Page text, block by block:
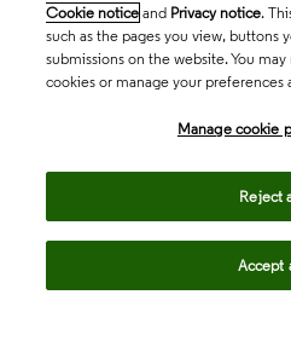
Cookie notice and Privacy notice.
such as the pages you view, buttons
submissions on the website. You
cookies or manage your preferences
Manage cookie
Reject
Accept